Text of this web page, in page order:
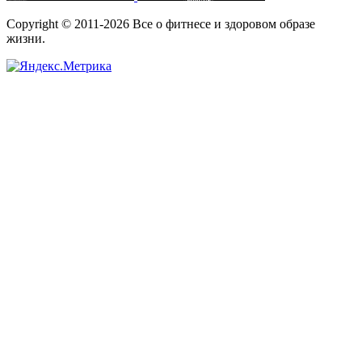
Copyright © 2011-2026 Все о фитнесе и здоровом образе
жизни.